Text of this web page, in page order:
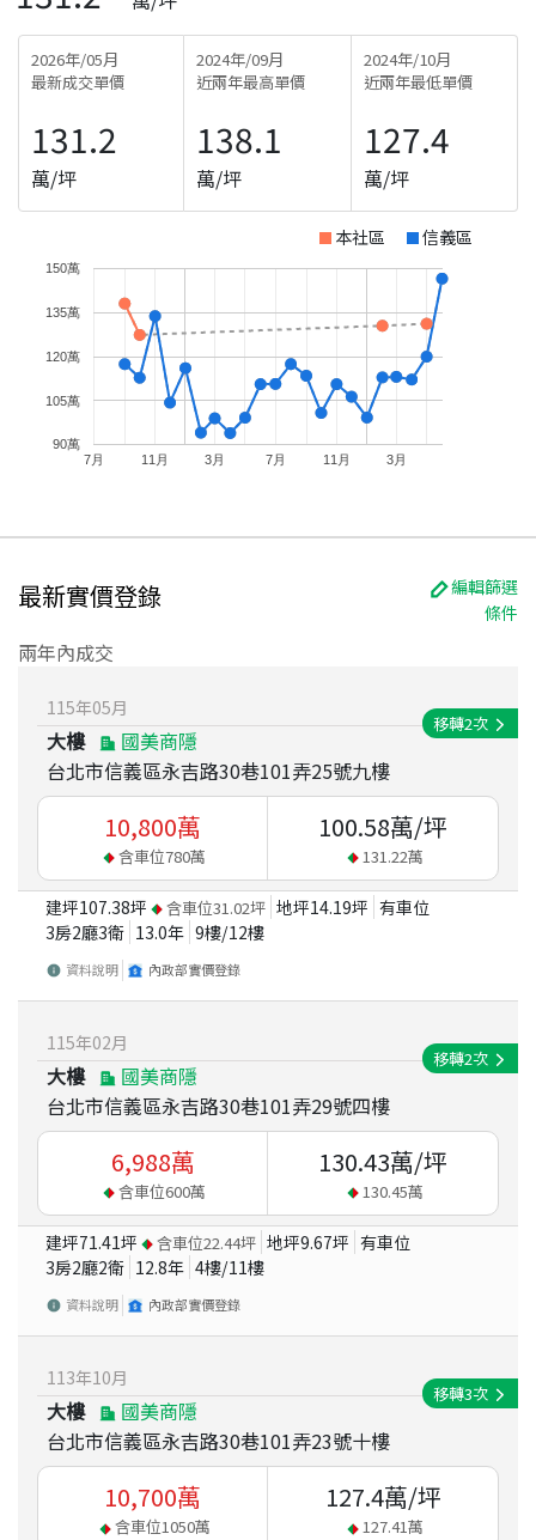
2026年/05月
最新成交單價
131.2
萬/坪
2024年/09月
近兩年最高單價
138.1
萬/坪
2024年/10月
近兩年最低單價
127.4
萬/坪
本社區 信義區
7月 11月 3月 7月 11月 3月
90萬
105萬
120萬
135萬
150萬
最新實價登錄
編輯篩選
條件
兩年內成交
115年05月
大樓
國美商隱
台北市信義區永吉路30巷101弄25號九樓
移轉2次
10,800萬
含車位780萬
100.58萬/坪
131.22萬
建坪107.38坪 含車位31.02坪 地坪14.19坪 有車位
3房2廳3衛 13.0年 9樓/12樓
資料說明 內政部實價登錄
115年02月
大樓
國美商隱
台北市信義區永吉路30巷101弄29號四樓
移轉2次
6,988萬
含車位600萬
130.43萬/坪
130.45萬
建坪71.41坪 含車位22.44坪 地坪9.67坪 有車位
3房2廳2衛 12.8年 4樓/11樓
資料說明 內政部實價登錄
113年10月
大樓
國美商隱
台北市信義區永吉路30巷101弄23號十樓
移轉3次
10,700萬
含車位1050萬
127.4萬/坪
127.41萬